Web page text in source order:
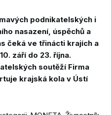
podnikatelských i
nasazení, úspěchů a
čeká ve třinácti krajích a
září do 23. října.
soutěží Firma
krajská kola v Ústí